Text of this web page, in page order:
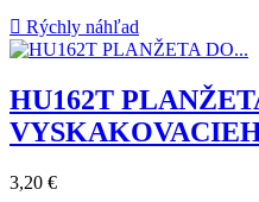
 Rýchly náhľad
HU162T
3,20 €